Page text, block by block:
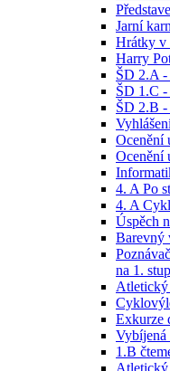
Jarní
Hrátky v
Harry
ŠD 2.A -
ŠD 1.C
ŠD 2.B -
Ocenění
Ocenění
4. A Po
4. A
Úspěch
Barevný
na 1.
Atletický
Exkurze
Vybíjená
1.B